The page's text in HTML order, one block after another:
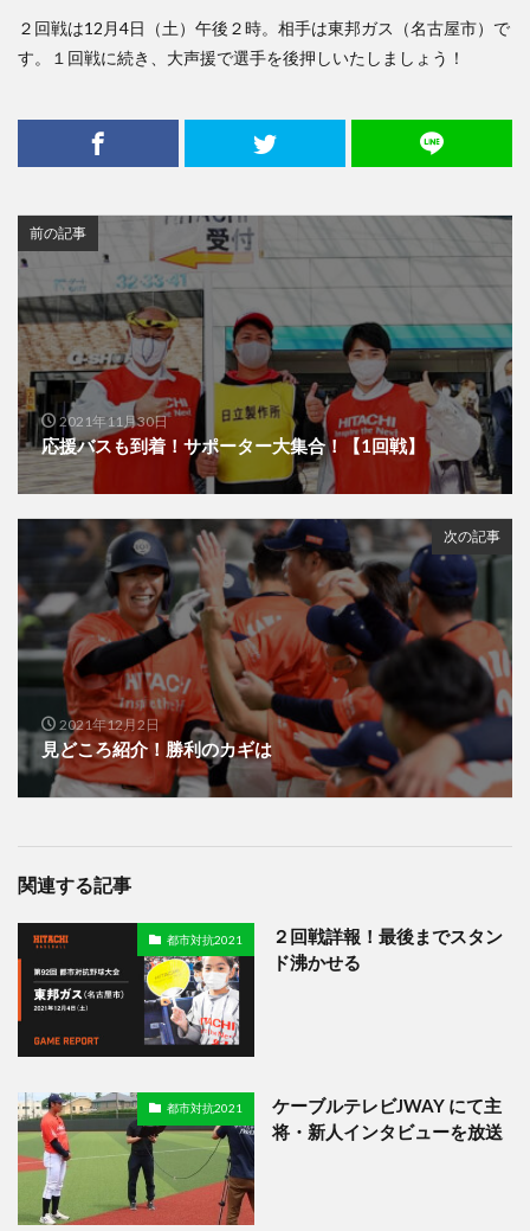
２回戦は12月4日（土）午後２時。相手は東邦ガス（名古屋市）で
す。１回戦に続き、大声援で選手を後押しいたしましょう！
前の記事
2021年11月30日
応援バスも到着！サポーター大集合！【1回戦】
次の記事
2021年12月2日
見どころ紹介！勝利のカギは
関連する記事
都市対抗2021
２回戦詳報！最後までスタン
ド沸かせる
都市対抗2021
ケーブルテレビJWAY にて主
将・新人インタビューを放送